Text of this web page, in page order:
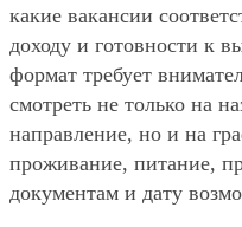
какие вакансии
доходу и готовности к
формат требует
смотреть не только на
направление, но и на
проживание, питание,
документам и дату